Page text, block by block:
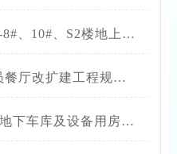
地上部分规划条件核实结果公开
工程规划条件核实结果公开
备用房规划条件核实结果公开